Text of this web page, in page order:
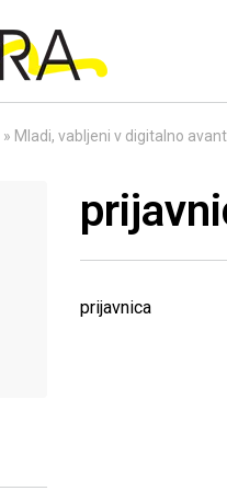
» Mladi, vabljeni v digitalno
prijavnica